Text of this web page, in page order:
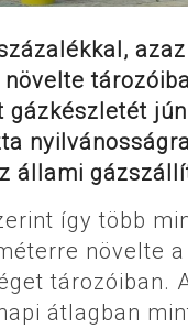
gázkészletét
állami
így több
növelte a
tározóiban.
átlagban